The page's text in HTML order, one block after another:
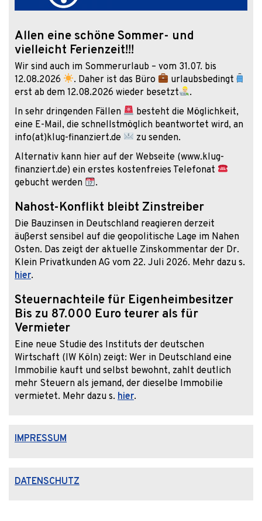
Allen eine schöne Sommer- und
vielleicht Ferienzeit!!!
Wir sind auch im Sommerurlaub – vom 31.07. bis
12.08.2026
. Daher ist das Büro
urlaubsbedingt
erst ab dem 12.08.2026 wieder besetzt
.
In sehr dringenden Fällen
besteht die Möglichkeit,
eine E-Mail, die schnellstmöglich beantwortet wird, an
info(at)klug-finanziert.de
zu senden.
Alternativ kann hier auf der Webseite (www.klug-
finanziert.de) ein erstes kostenfreies Telefonat
gebucht werden
.
Nahost-Konflikt bleibt Zinstreiber
Die Bauzinsen in Deutschland reagieren derzeit
äußerst sensibel auf die geopolitische Lage im Nahen
Osten. Das zeigt der aktuelle Zinskommentar der Dr.
Klein Privatkunden AG vom 22. Juli 2026. Mehr dazu s.
hier.
Steuernachteile für Eigenheimbesitzer
Bis zu 87.000 Euro teurer als für
Vermieter
Eine neue Studie des Instituts der deutschen
Wirtschaft (IW Köln) zeigt: Wer in Deutschland eine
Immobilie kauft und selbst bewohnt, zahlt deutlich
mehr Steuern als jemand, der dieselbe Immobilie
vermietet. Mehr dazu s. hier.
IMPRESSUM
DATENSCHUTZ